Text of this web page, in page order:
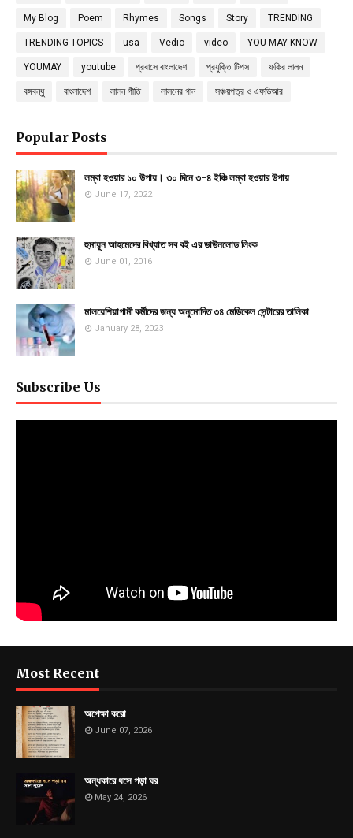
My Blog Poem Rhymes Songs Story TRENDING
TRENDING TOPICS usa Vedio video YOU MAY KNOW
YOUMAY youtube প্রবাসে বাংলাদেশ প্রযুক্তি টিপস ফকির লালন
বঙ্গবন্ধু বাংলাদেশ লালন গীতি লালনের গান সঞ্চয়পত্র ও এফডিআর
Popular Posts
লম্বা হওয়ার ১০ উপায়। ৩০ দিনে ৩-৪ ইঞ্চি লম্বা হওয়ার উপায়
June 17, 2022
হুমায়ূন আহমেদের বিখ্যাত সব বই এর ডাউনলোড লিংক
June 01, 2016
মালয়েশিয়াগামী কর্মীদের জন্য অনুমোদিত ৩৪ মেডিকেল সেন্টারের তালিকা
January 28, 2023
Subscribe Us
Most Recent
অপেক্ষা করো
June 07, 2026
অন্ধকারে ধসে পড়া ঘর
May 24, 2026